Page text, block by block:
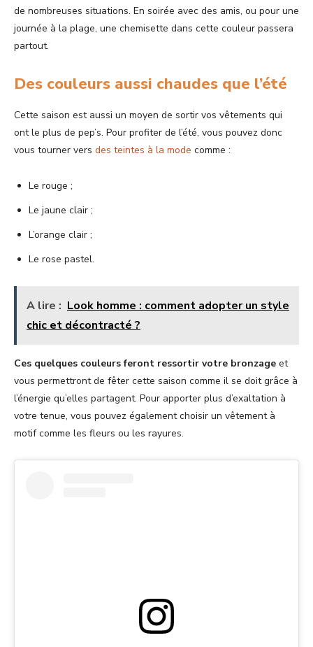
de nombreuses situations. En soirée avec des amis, ou pour une
journée à la plage, une chemisette dans cette couleur passera
partout.
Des couleurs aussi chaudes que l’été
Cette saison est aussi un moyen de sortir vos vêtements qui
ont le plus de pep’s. Pour profiter de l’été, vous pouvez donc
vous tourner vers des teintes à la mode comme :
Le rouge ;
Le jaune clair ;
L’orange clair ;
Le rose pastel.
A lire : Look homme : comment adopter un style
chic et décontracté ?
Ces quelques couleurs feront ressortir votre bronzage et
vous permettront de fêter cette saison comme il se doit grâce à
l’énergie qu’elles partagent. Pour apporter plus d’exaltation à
votre tenue, vous pouvez également choisir un vêtement à
motif comme les fleurs ou les rayures.